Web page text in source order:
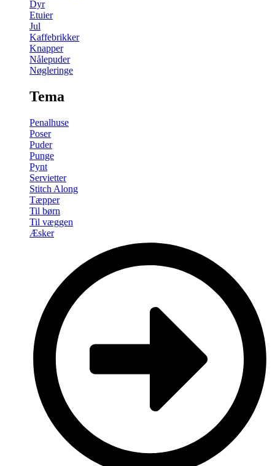
Dyr
Etuier
Jul
Kaffebrikker
Knapper
Nålepuder
Nøgleringe
Tema
Penalhuse
Poser
Puder
Punge
Pynt
Servietter
Stitch Along
Tæpper
Til børn
Til væggen
Æsker